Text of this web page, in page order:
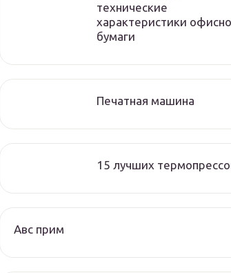
технические
характеристики
бумаги
Печатная машина
15 лучших
Авс прим